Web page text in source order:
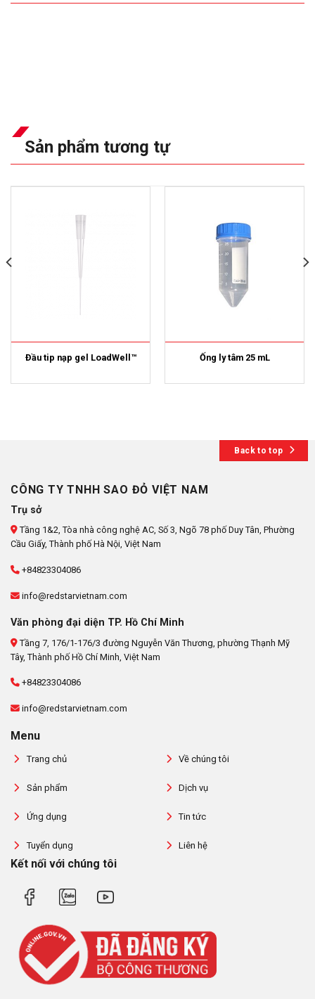
Sản phẩm tương tự
Đầu tip nạp gel LoadWell™ Ống ly tâm 25 mL
Back to top
CÔNG TY TNHH SAO ĐỎ VIỆT NAM
Trụ sở
Tầng 1&2, Tòa nhà công nghệ AC, Số 3, Ngõ 78 phố Duy Tân, Phường
Cầu Giấy, Thành phố Hà Nội, Việt Nam
+84823304086
info@redstarvietnam.com
Văn phòng đại diện TP. Hồ Chí Minh
Tầng 7, 176/1-176/3 đường Nguyễn Văn Thương, phường Thạnh Mỹ
Tây, Thành phố Hồ Chí Minh, Việt Nam
+84823304086
info@redstarvietnam.com
Menu
Trang chủ Về chúng tôi
Sản phẩm Dịch vụ
Ứng dụng Tin tức
Tuyển dụng Liên hệ
Kết nối với chúng tôi